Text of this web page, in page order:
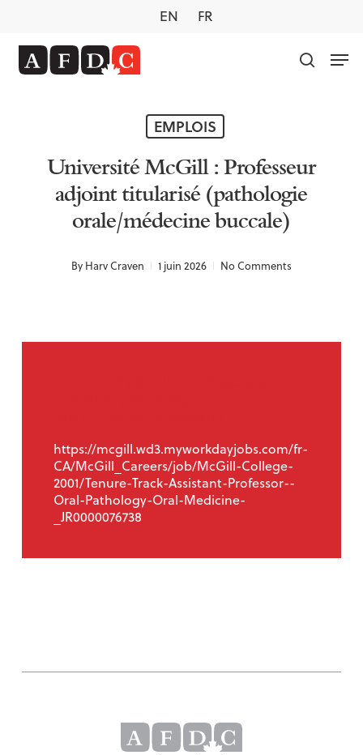
main
content
EN FR
search
EMPLOIS
Université McGill : Professeur
adjoint titularisé (pathologie
orale/médecine buccale)
By Harv Craven 1 juin 2026 No Comments
https://mcgill.wd3.myworkdayjobs.com/fr-
CA/McGill_Careers/job/McGill-College-
2001/Tenure-Track-Assistant-Professor--
Oral-Pathology-Oral-Medicine-
_JR0000076738